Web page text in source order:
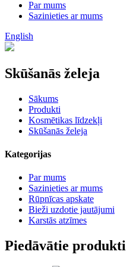
Par mums
Sazinieties ar mums
English
Skūšanās želeja
Sākums
Produkti
Kosmētikas līdzekļi
Skūšanās želeja
Kategorijas
Par mums
Sazinieties ar mums
Rūpnīcas apskate
Bieži uzdotie jautājumi
Karstās atzīmes
Piedāvātie produkti